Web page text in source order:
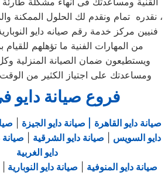
نقدره تمام ونقدم لك الحلول الممكنة والمساعدة قدر المستطاع ،
فنيين مركز خدمة رقم صيانه دايو
من المهارات الفنية ما تؤهلهم
ويستطيعون ضمان الصيانة المنزلية
ومساعدتك على اجتياز الكثير من الوقت
فروع صيانة دايو
صيانة دايو القاهرة | صيانة دايو الجيزة
دايو السويس
صيانة دايو الشرقية صيانة
دايو الغربية
صيانة دايو المنوفية صيانة دايو النوبارية